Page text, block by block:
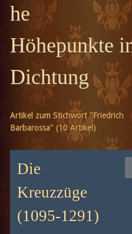
he
Höhepunkte
Dichtung
Artikel zum Stichwort "Friedrich
Barbarossa" (10 Artikel)
Die
Kreuzzüge
(1095-1291)